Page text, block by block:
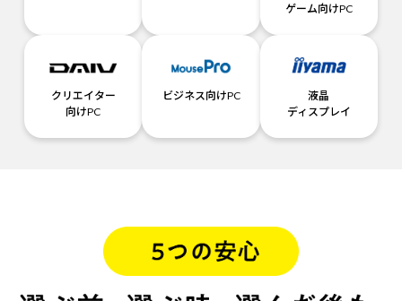
ゲーム向けPC
クリエイター
向けPC
ビジネス向けPC
液晶
ディスプレイ